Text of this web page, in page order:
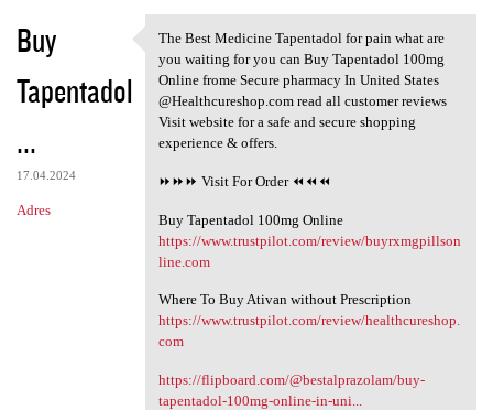
Buy
Tapentadol
...
17.04.2024
Adres
The Best Medicine Tapentadol
The Best Medicine Tapentadol for pain what are
you waiting for you can Buy Tapentadol 100mg
Online frome Secure pharmacy In United States
@Healthcureshop.com read all customer reviews
Visit website for a safe and secure shopping
experience & offers.
⏩⏩⏩ Visit For Order ⏪⏪⏪
Buy Tapentadol 100mg Online
https://www.trustpilot.com/review/buyrxmgpillson
line.com
Where To Buy Ativan without Prescription
https://www.trustpilot.com/review/healthcureshop.
com
https://flipboard.com/@bestalprazolam/buy-
tapentadol-100mg-online-in-uni...